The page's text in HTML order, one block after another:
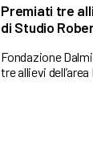
Premiati tre
di Studio
Fondazione
tre allievi